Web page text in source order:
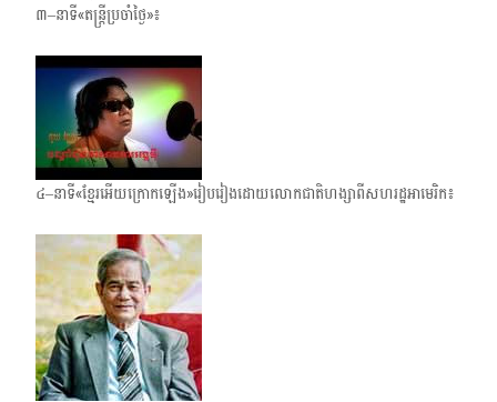
៣–នាទី«តន្ត្រីប្រចាំថ្ងៃ»៖
៤–នាទី«ខ្មែរអើយក្រោក​ឡើង»រៀបរៀង​ដោយលោកជាតិហង្សាពីសហរដ្ឋ​អាមេរិក៖